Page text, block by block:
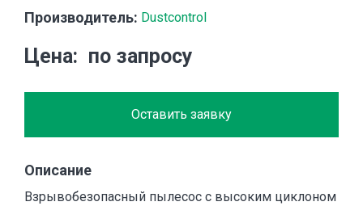
Производитель: Dustcontrol
Цена по запросу
Оставить заявку
Описание
Взрывобезопасный пылесос с высоким циклоном